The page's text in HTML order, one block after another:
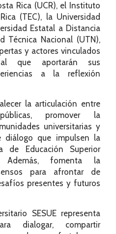
Rica (UCR), el Instituto
(TEC), la Universidad
Estatal a Distancia
Técnica Nacional (UTN),
y actores vinculados
que aportarán sus
a la reflexión
la articulación entre
promover la
universitarias y
diálogo que impulsen la
de Educación Superior
Además, fomenta la
para afrontar de
presentes y futuros
SESUE representa
dialogar, compartir